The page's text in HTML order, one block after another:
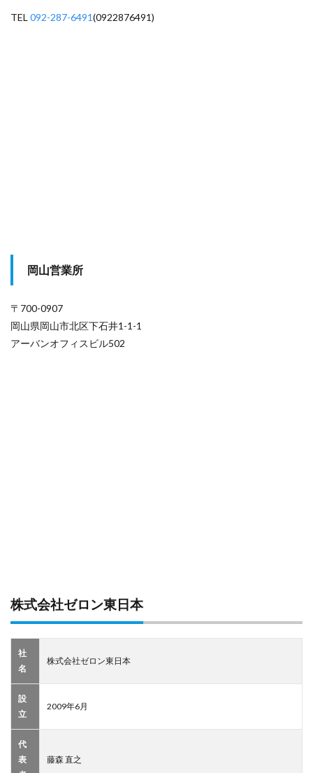
TEL 092-287-6491(0922876491)
岡山営業所
〒700-0907
岡山県岡山市北区下石井1-1-1
アーバンオフィスビル502
株式会社ゼロン東日本
社
名
株式会社ゼロン東日本
設
立
2009年6月
代
表
藤森 直之